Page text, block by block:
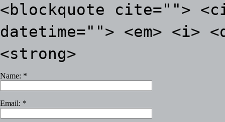
<blockquote cite="">
datetime=""> <em> <i>
<strong>
Name: *
Email: *